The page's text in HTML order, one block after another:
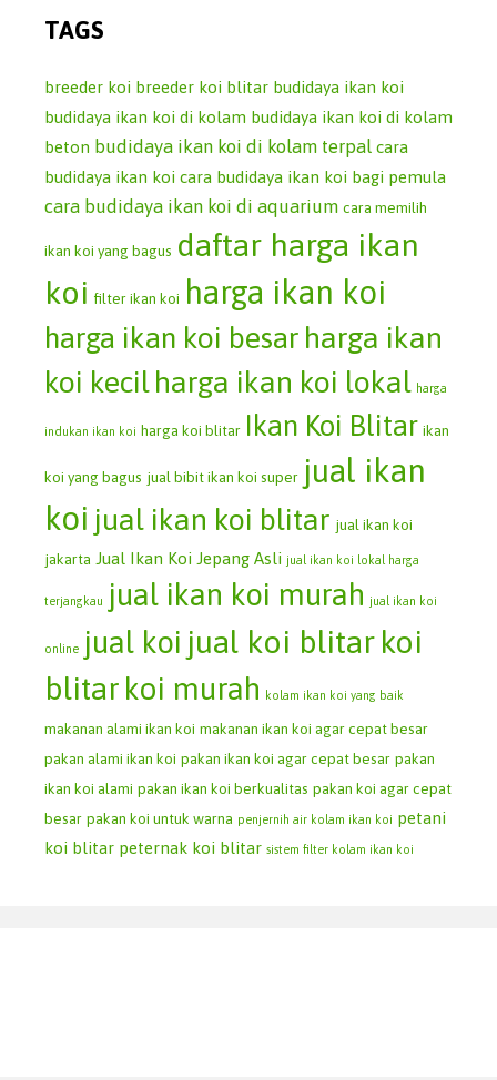
TAGS
breeder koi breeder koi blitar budidaya ikan koi
budidaya ikan koi di kolam budidaya ikan koi di kolam
beton budidaya ikan koi di kolam terpal cara
budidaya ikan koi cara budidaya ikan koi bagi pemula
cara budidaya ikan koi di aquarium cara memilih
ikan koi yang bagus daftar harga ikan
koi filter ikan koi harga ikan koi
harga ikan koi besar harga ikan
koi kecilharga ikan koi lokal harga
indukan ikan koi harga koi blitar Ikan Koi Blitar ikan
koi yang bagus jual bibit ikan koi super jual ikan
koi jual ikan koi blitar jual ikan koi
jakarta Jual Ikan Koi Jepang Asli jual ikan koi lokal harga
terjangkau jual ikan koi murah jual ikan koi
online jual koi jual koi blitar koi
blitar koi murah kolam ikan koi yang baik
makanan alami ikan koi makanan ikan koi agar cepat besar
pakan alami ikan koi pakan ikan koi agar cepat besar pakan
ikan koi alami pakan ikan koi berkualitas pakan koi agar cepat
besar pakan koi untuk warna penjernih air kolam ikan koi petani
koi blitar peternak koi blitar sistem filter kolam ikan koi